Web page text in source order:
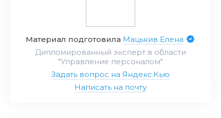
Материал подготовила Мацькив Елена
Дипломированный эксперт в области
"Управление персоналом"
Задать вопрос на Яндекс.Кью
Написать на почту